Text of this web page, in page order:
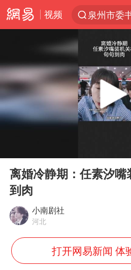
视频
泉州市委
出口禁
百花奖开
Play
离婚冷静期：任素汐嘴
到肉
小南剧社
河北
打开网易新闻 体